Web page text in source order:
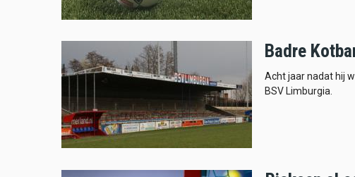
Badre
Acht jaar nadat hij
BSV Limburgia.